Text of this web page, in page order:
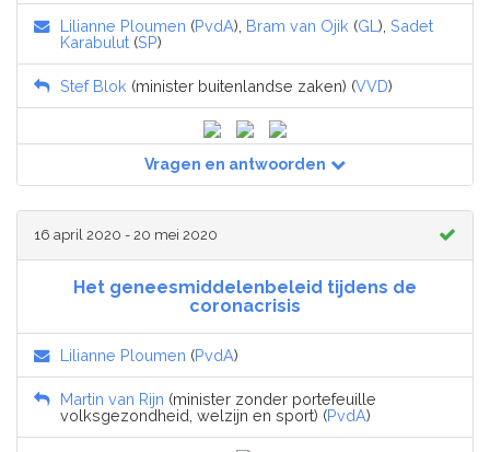
Lilianne Ploumen (PvdA), Bram van Ojik (GL ), Sadet
Karabulut (SP)
Stef Blok (minister buitenlandse zaken) (VVD)
Vragen en antwoorden
16 april 2020 - 20 mei 2020
Het geneesmiddelenbeleid tijdens de
coronacrisis
Lilianne Ploumen (PvdA)
Martin van Rijn (minister zonder portefeuille
volksgezondheid, welzijn en sport) (PvdA)